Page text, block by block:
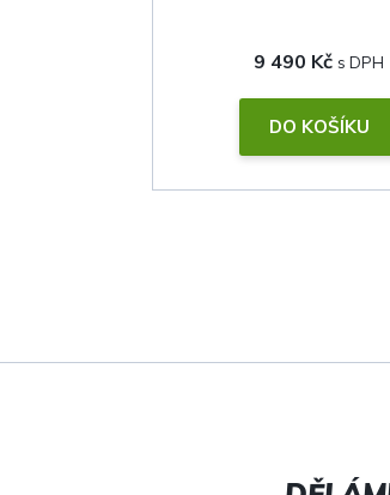
9 490 Kč
DO KOŠÍKU